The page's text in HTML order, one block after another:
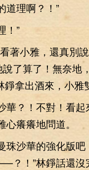
理啊？！”
”
小雅，還真別說
了算了！無奈地
拿出酒來，小雅
？！不對！看起
癢癢地問道。
華的強化版吧
？！”林錚話還沒